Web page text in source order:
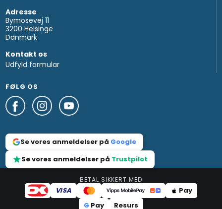
Adresse
Bymosevej 11
3200 Helsinge
Danmark
Kontakt os
Udfyld formular
FØLG OS
Se vores anmeldelser på Google
Se vores anmeldelser på Trustpilot
BETAL SIKKERT MED
VISA
Pay
G Pay Resurs